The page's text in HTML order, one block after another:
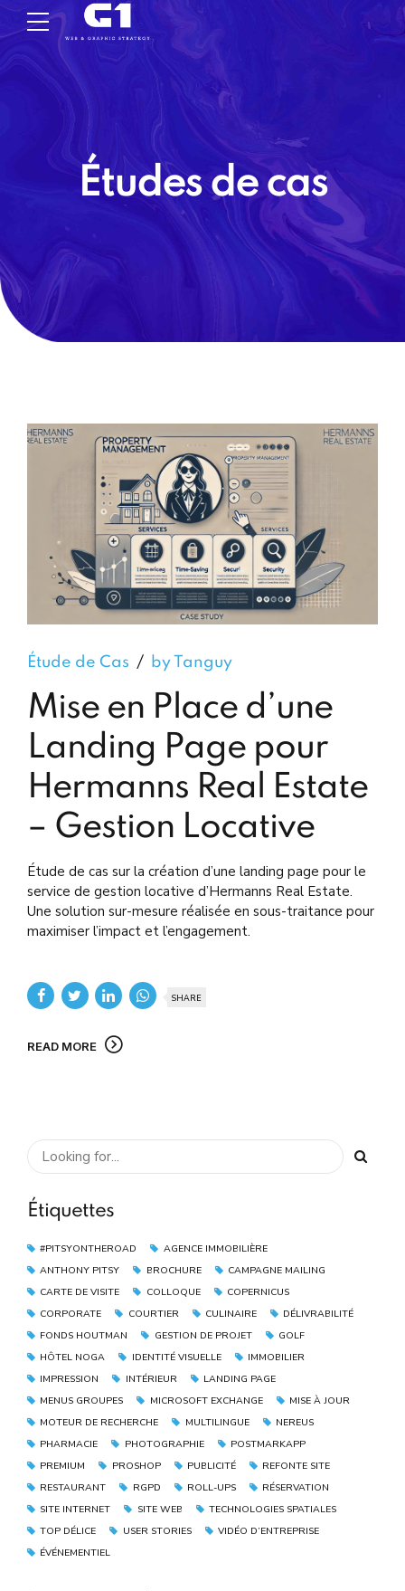
Études de cas
Étude de Cas by Tanguy
Mise en Place d’une
Landing Page pour
Hermanns Real Estate
– Gestion Locative
Étude de cas sur la création d’une landing page pour le
service de gestion locative d’Hermanns Real Estate.
Une solution sur-mesure réalisée en sous-traitance pour
maximiser l’impact et l’engagement.
SHARE
READ MORE
Étiquettes
#PITSYONTHEROAD
AGENCE IMMOBILIÈRE
ANTHONY PITSY
BROCHURE
CAMPAGNE MAILING
CARTE DE VISITE
COLLOQUE
COPERNICUS
CORPORATE
COURTIER CULINAIRE
DÉLIVRABILITÉ
FONDS HOUTMAN
GESTION DE PROJET
GOLF
HÔTEL NOGA
IDENTITÉ VISUELLE
IMMOBILIER
IMPRESSION
INTÉRIEUR
LANDING PAGE
MENUS GROUPES
MICROSOFT EXCHANGE
MISE À JOUR
MOTEUR DE RECHERCHE
MULTILINGUE
NEREUS
PHARMACIE
PHOTOGRAPHIE
POSTMARKAPP
PREMIUM
PROSHOP PUBLICITÉ
REFONTE SITE
RESTAURANT
RGPD ROLL-UPS
RÉSERVATION
SITE INTERNET
SITE WEB
TECHNOLOGIES SPATIALES
TOP DÉLICE
USER STORIES
VIDÉO D’ENTREPRISE
ÉVÉNEMENTIEL